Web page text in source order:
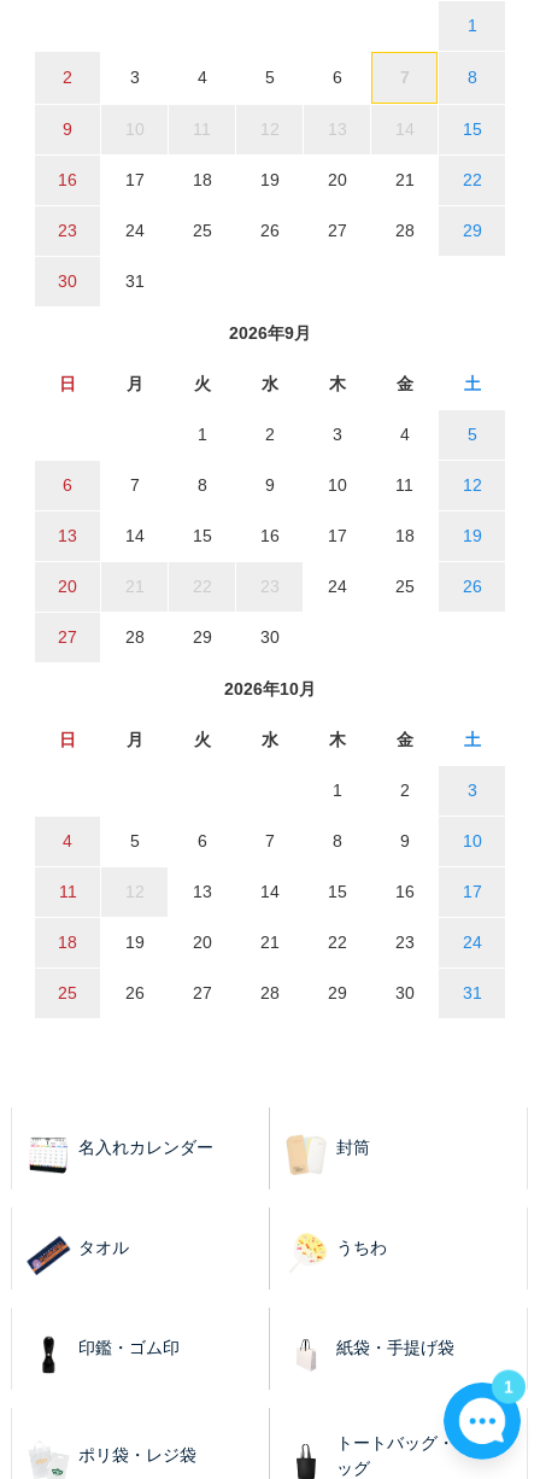
1
2 3 4 5 6 7 8
9 10 11 12 13 14 15
16 17 18 19 20 21 22
23 24 25 26 27 28 29
30 31
2026年9月
日 月 火 水 木 金 土
1 2 3 4 5
6 7 8 9 10 11 12
13 14 15 16 17 18 19
20 21 22 23 24 25 26
27 28 29 30
2026年10月
日 月 火 水 木 金 土
1 2 3
4 5 6 7 8 9 10
11 12 13 14 15 16 17
18 19 20 21 22 23 24
25 26 27 28 29 30 31
名入れカレンダー 封筒
タオル うちわ
印鑑・ゴム印 紙袋・手提げ袋
ポリ袋・レジ袋
トートバッグ・エコバ
ッグ
1